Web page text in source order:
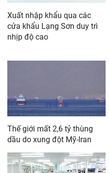
Xuất nhập khẩu qua các
cửa khẩu Lạng Sơn duy trì
nhịp độ cao
Thế giới mất 2,6 tỷ thùng
dầu do xung đột Mỹ-Iran